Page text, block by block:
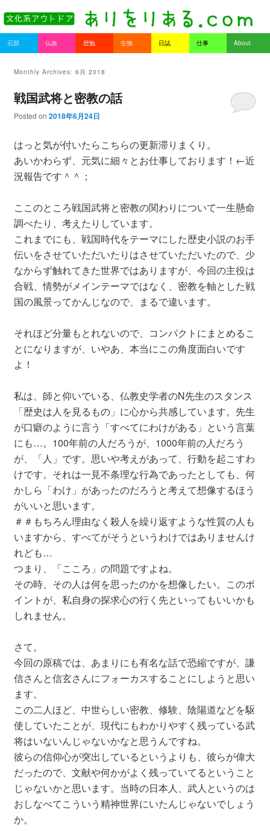
Main menu
Skip to primary content
Skip to secondary content
石部 仏旅 歴勉 生物 日誌 仕事 About
Monthly Archives: 6月 2018
戦国武将と密教の話
Posted on 2018年6月24日
はっと気が付いたらこちらの更新滞りまくり。
あいかわらず、元気に細々とお仕事しております！←近
況報告です＾＾；
ここのところ戦国武将と密教の関わりについて一生懸命
調べたり、考えたりしています。
これまでにも、戦国時代をテーマにした歴史小説のお手
伝いをさせていただいたりはさせていただいたので、少
なからず触れてきた世界ではありますが、今回の主役は
合戦、情勢がメインテーマではなく、密教を軸とした戦
国の風景ってかんじなので、まるで違います。
それほど分量もとれないので、コンパクトにまとめるこ
とになりますが、いやあ、本当にこの角度面白いです
よ！
私は、師と仰いでいる、仏教史学者のN先生のスタンス
「歴史は人を見るもの」に心から共感しています。先生
が口癖のように言う「すべてにわけがある」という言葉
にも…。100年前の人だろうが、1000年前の人だろう
が、「人」です。思いや考えがあって、行動を起こすわ
けです。それは一見不条理な行為であったとしても、何
かしら「わけ」があったのだろうと考えて想像するほう
がいいと思います。
＃＃もちろん理由なく殺人を繰り返すような性質の人も
いますから、すべてがそうというわけではありませんけ
れども…
つまり、「こころ」の問題ですよね。
その時、その人は何を思ったのかを想像したい。このポ
イントが、私自身の探求心の行く先といってもいいかも
しれません。
さて。
今回の原稿では、あまりにも有名な話で恐縮ですが、謙
信さんと信玄さんにフォーカスすることにしようと思い
ます。
この二人ほど、中世らしい密教、修験、陰陽道などを駆
使していたことが、現代にもわかりやすく残っている武
将はいないんじゃないかなと思うんですね。
彼らの信仰心が突出しているというよりも、彼らが偉大
だったので、文献や何かがよく残っていてるということ
じゃないかと思います。当時の日本人、武人というのは
おしなべてこういう精神世界にいたんじゃないでしょう
か。